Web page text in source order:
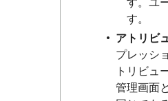
す。ユ
す。
アトリビ
プレッシ
トリビュ
管理画面